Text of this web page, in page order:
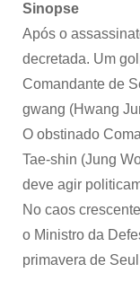
Sinopse
Após o
decretada. Um
Comandante de
gwang (Hwang
O obstinado
Tae-shin (Jung
deve agir
No caos
o Ministro da
primavera de